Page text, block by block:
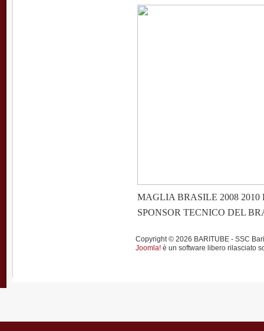
MAGLIA BRASILE 2008
SPONSOR TECNICO DEL
Copyright © 2026 BARITUBE - SSC
Joomla! è un software libero rilasciato